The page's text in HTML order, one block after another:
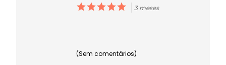
3 meses
(Sem comentários)